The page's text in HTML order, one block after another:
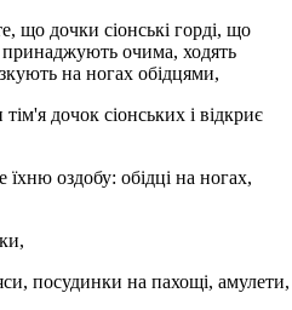
що дочки сіонські горді, що
очима, ходять
на ногах обідцями,
дочок сіонських і відкриє
їхню оздобу: обідці на ногах,
посудинки на пахощі, амулети,